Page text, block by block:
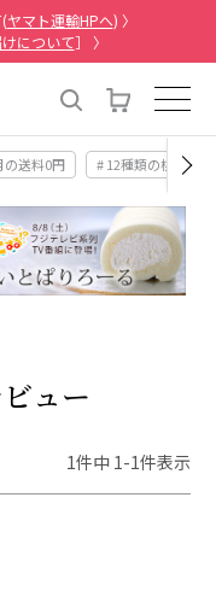
ヤマト運輸HPへ) 〉
について］ 〉
の送料0円 # 12種類の桃
ュー
1件中 1-1件表示